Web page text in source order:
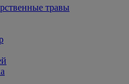
травы